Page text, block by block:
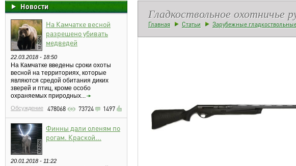
Новости
На Камчатке весной
разрешено убивать
медведей
22.03.2018 - 18:50
На Камчатке введены сроки охоты
весной на территориях, которые
являются средой обитания диких
зверей и птиц, кроме особо
охраняемых природных...
Обсуждение 478068 73724 1497
Финны дали оленям по
рогам. Краской...
20.01.2018 - 11:22
Гладкоствольное охотничье
Главная Статьи Зарубежные